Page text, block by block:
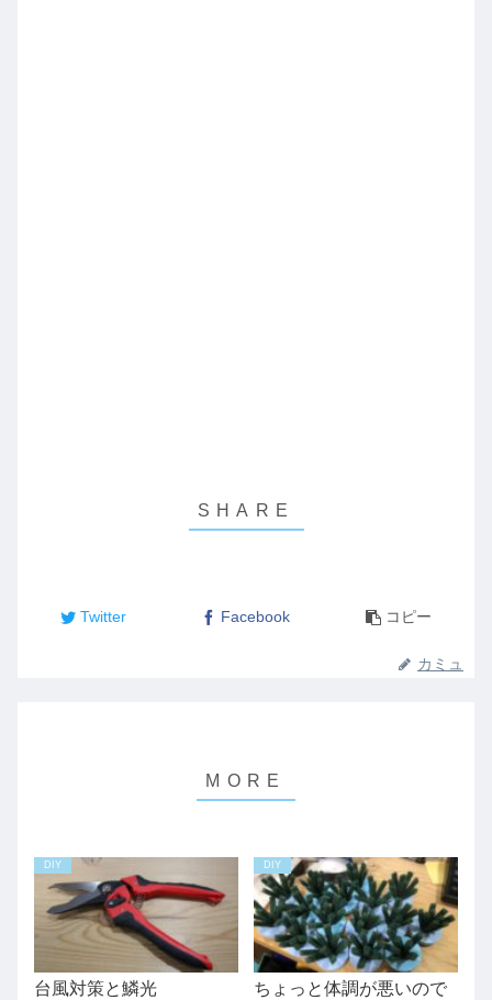
Twitter Facebook コピー
カミュ
DIY
台風対策と鱗光
DIY
ちょっと体調が悪いので